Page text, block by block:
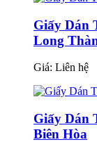
Giấy Dán
Long
Giá: Liên hệ
Giấy Dán
Biên Hòa